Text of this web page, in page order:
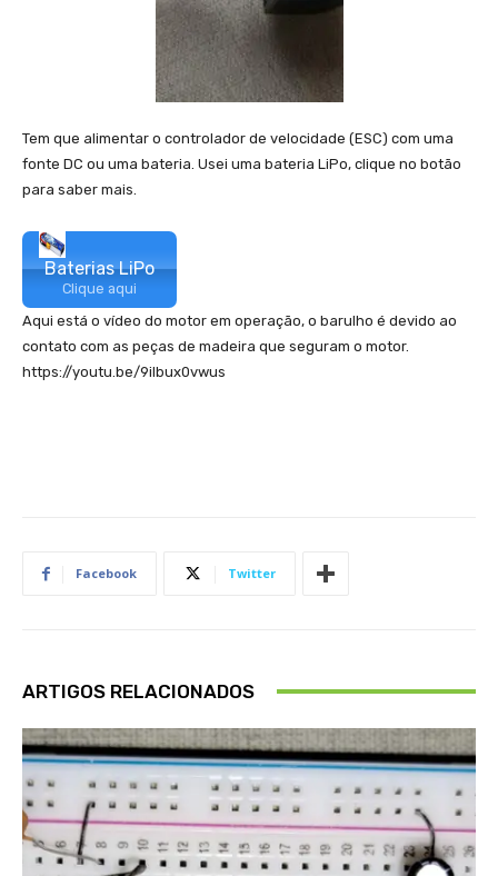
Tem que alimentar o controlador de velocidade (ESC) com uma
fonte DC ou uma bateria. Usei uma bateria LiPo, clique no botão
para saber mais.
Baterias LiPo
Clique aqui
Aqui está o vídeo do motor em operação, o barulho é devido ao
contato com as peças de madeira que seguram o motor.
https://youtu.be/9iIbux0vwus
Facebook Twitter
ARTIGOS RELACIONADOS